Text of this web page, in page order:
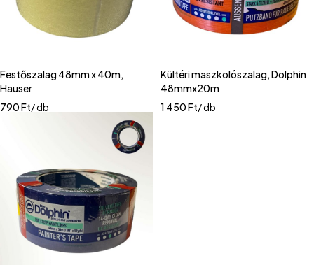
Festőszalag 48mm x 40m,
Hauser
790Ft/ db
Kültéri maszkolószalag, Dolphin
48mmx20m
1 450Ft/ db